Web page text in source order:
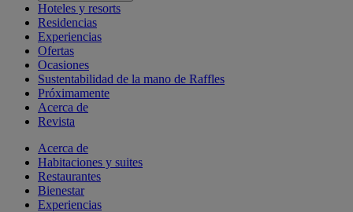
Hoteles y resorts
Residencias
Experiencias
Ofertas
Ocasiones
Sustentabilidad de la mano de Raffles
Próximamente
Acerca de
Revista
Acerca de
Habitaciones y suites
Restaurantes
Bienestar
Experiencias